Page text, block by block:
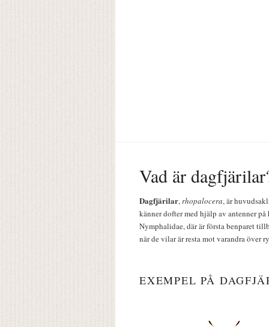
Vad är
Dagfjärilar,rhopalocera, är
känner dofter med hjälp av antenner
Nymphalidae, där är första benparet
när de vilar är resta mot varandra över
EXEMPEL PÅ